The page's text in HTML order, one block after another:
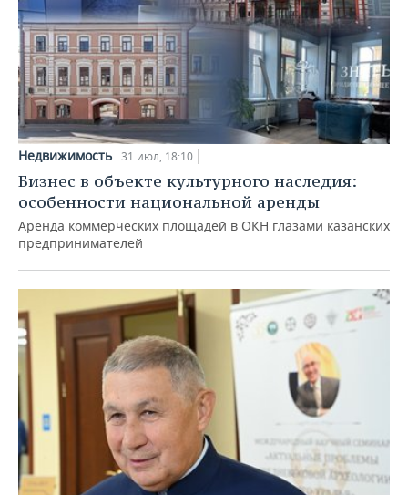
Недвижимость 31 июл, 18:10
Бизнес в объекте культурного наследия:
особенности национальной аренды
Аренда коммерческих площадей в ОКН глазами казанских
предпринимателей